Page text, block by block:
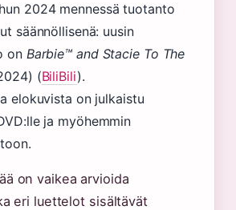
2024 mennessä tuotanto
säännöllisenä: uusin
on Barbie™ and Stacie To The
(BiliBili).
elokuvista on julkaistu
ja myöhemmin
on vaikea arvioida
eri luettelot sisältävät